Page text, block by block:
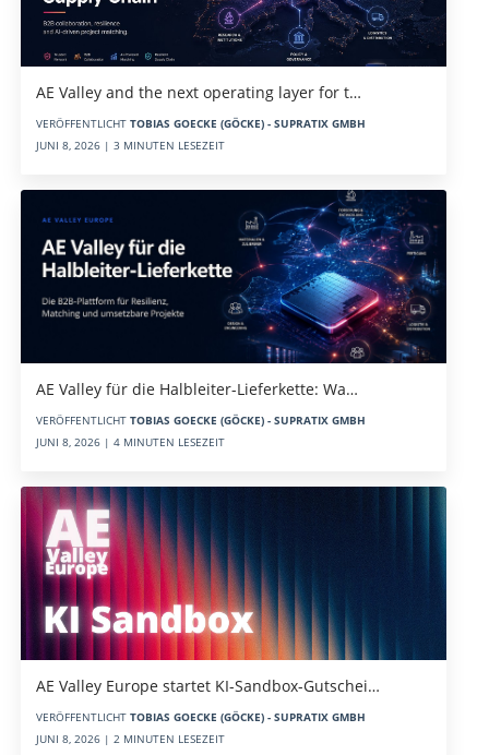
AE Valley and the next operating layer for t…
VERÖFFENTLICHT TOBIAS GOECKE (GÖCKE) - SUPRATIX GMBH
JUNI 8, 2026 | 3 MINUTEN LESEZEIT
AE Valley für die Halbleiter-Lieferkette: Wa…
VERÖFFENTLICHT TOBIAS GOECKE (GÖCKE) - SUPRATIX GMBH
JUNI 8, 2026 | 4 MINUTEN LESEZEIT
AE Valley Europe startet KI-Sandbox-Gutschei…
VERÖFFENTLICHT TOBIAS GOECKE (GÖCKE) - SUPRATIX GMBH
JUNI 8, 2026 | 2 MINUTEN LESEZEIT